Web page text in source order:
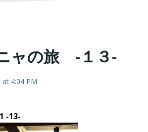
ャの旅 -１３-
at 4:04 PM
-13-